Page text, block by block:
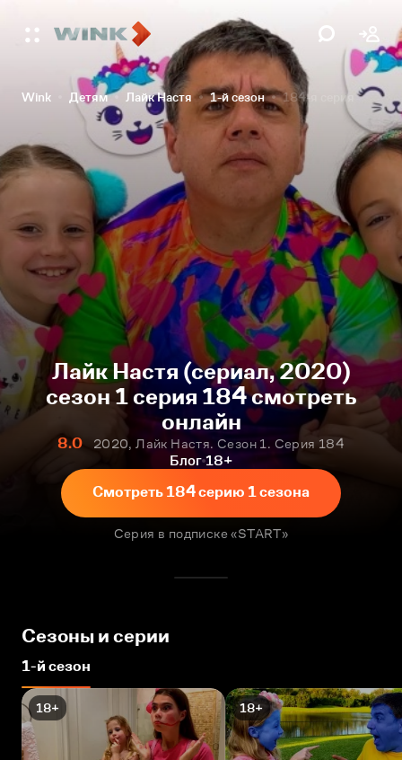
Wink Детям Лайк Настя 1-й сезон 184-я серия
Лайк Настя (сериал, 2020)
сезон 1 серия 184 смотреть
онлайн
8.0
2020, Лайк Настя. Сезон 1. Серия 184
Блог 18+
Смотреть 184 серию 1 сезона
Серия в подписке «START»
Сезоны и серии
1-й сезон
18+ 18+